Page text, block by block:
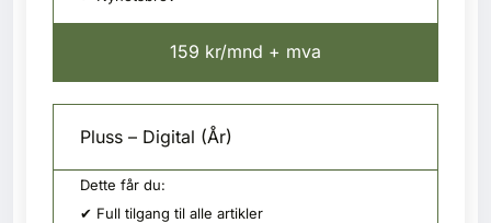
159 kr/mnd + mva
Pluss – Digital (År)
Dette får du:
✔ Full tilgang til alle artikler